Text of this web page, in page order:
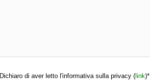
Dichiaro di aver letto l'informativa sulla privacy (link)*